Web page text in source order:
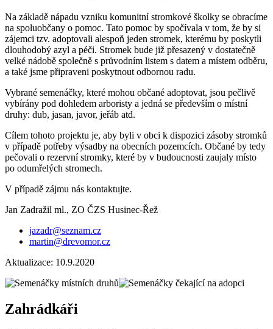
Na základě nápadu vzniku komunitní stromkové školky se obracíme
na spoluobčany o pomoc. Tato pomoc by spočívala v tom, že by si
zájemci tzv. adoptovali alespoň jeden stromek, kterému by poskytli
dlouhodobý azyl a péči. Stromek bude již přesazený v dostatečně
velké nádobě společně s průvodním listem s datem a místem odběru,
a také jsme připraveni poskytnout odbornou radu.
Vybrané semenáčky, které mohou občané adoptovat, jsou pečlivě
vybírány pod dohledem arboristy a jedná se především o místní
druhy: dub, jasan, javor, jeřáb atd.
Cílem tohoto projektu je, aby byli v obci k dispozici zásoby stromků
v případě potřeby výsadby na obecních pozemcích. Občané by tedy
pečovali o rezervní stromky, které by v budoucnosti zaujaly místo
po odumřelých stromech.
V případě zájmu nás kontaktujte.
Jan Zadražil ml., ZO ČZS Husinec-Řež
jazadr@seznam.cz
martin@drevomor.cz
Aktualizace: 10.9.2020
Zahrádkáři